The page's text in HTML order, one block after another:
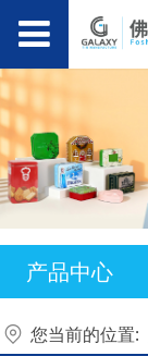
产品中心
您当前的位置: